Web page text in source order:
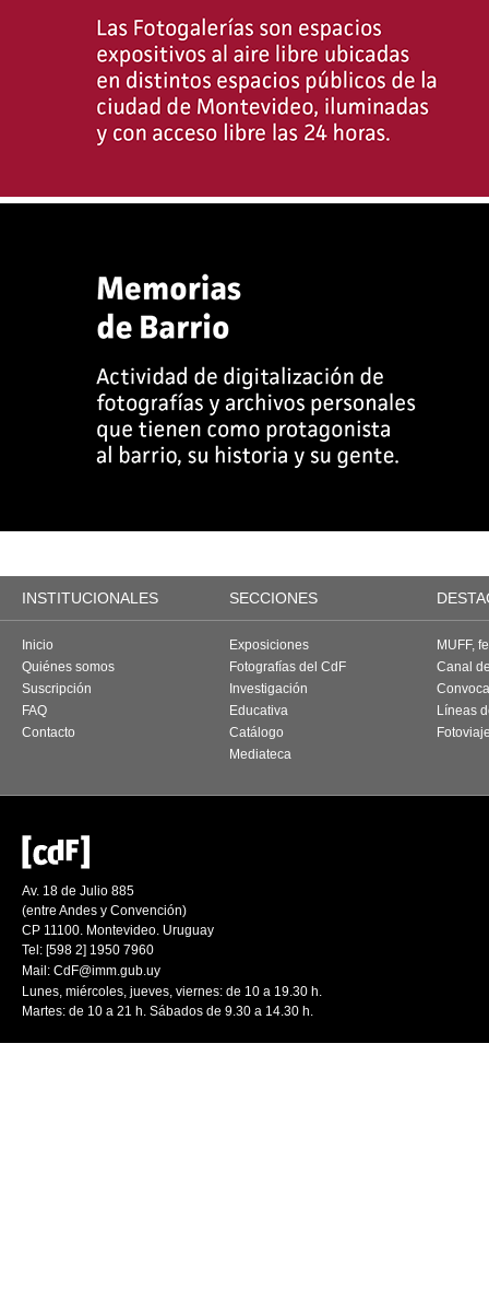
INSTITUCIONALES SECCIONES
Inicio
Quiénes somos
Suscripción
FAQ
Contacto
Exposiciones
Fotografías del CdF
Investigación
Educativa
Catálogo
Mediateca
MUFF,
Canal
Líneas
Av. 18 de Julio 885
(entre Andes y Convención)
CP 11100. Montevideo. Uruguay
Tel: [598 2] 1950 7960
Mail: CdF@imm.gub.uy
Lunes, miércoles, jueves, viernes: de 10 a 19.30 h.
Martes: de 10 a 21 h. Sábados de 9.30 a 14.30 h.